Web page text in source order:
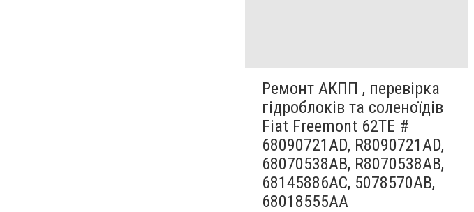
Ремонт АКПП , перевірка
гідроблоків та соленоїдів
Fiat Freemont 62TE #
68090721AD, R8090721AD,
68070538AB, R8070538AB,
68145886AC, 5078570AB,
68018555AA